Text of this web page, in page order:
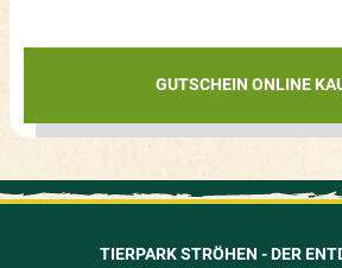
GUTSCHEIN ONLINE
TIERPARK STRÖHEN - DER